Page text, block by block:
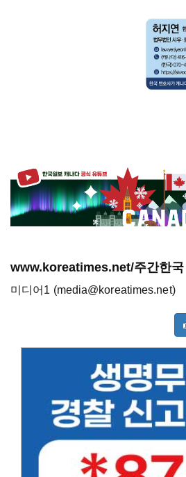
www.koreatimes.net/주간한국
미디어1 (media@koreatimes.net)